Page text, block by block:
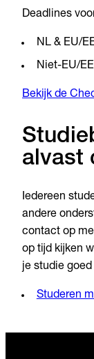
Deadlines
NL & EU/
Niet-EU/
Bekijk de
alvast
Iedereen
andere
contact op
op tijd kijken
je studie
Studeren